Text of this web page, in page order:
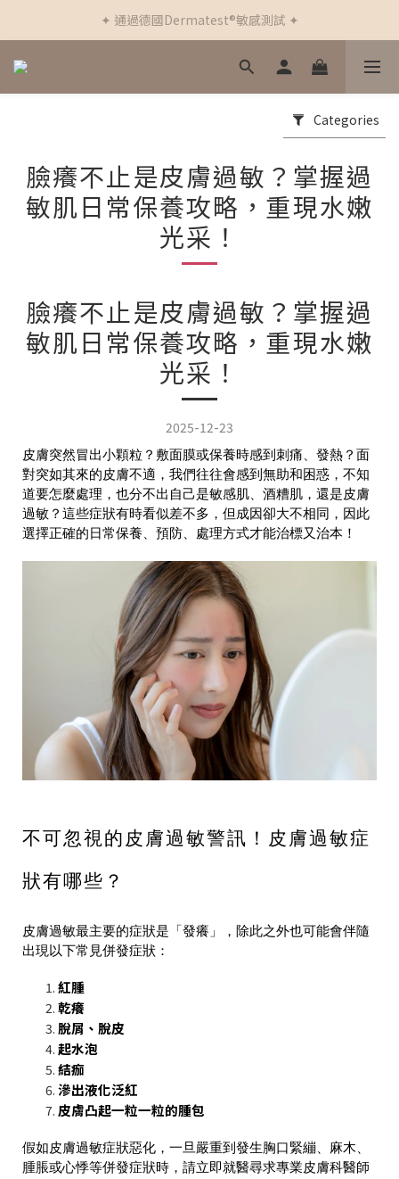
✦ 新客首筆訂單免運費 ✦
✦ 通過德國Dermatest®敏感測試 ✦
✦ 新客首筆訂單免運費 ✦
Categories
臉癢不止是皮膚過敏？掌握過
敏肌日常保養攻略，重現水嫩
光采！
臉癢不止是皮膚過敏？掌握過
敏肌日常保養攻略，重現水嫩
光采！
2025-12-23
皮膚突然冒出小顆粒？敷面膜或保養時感到刺痛、發熱？面
對突如其來的皮膚不適，我們往往會感到無助和困惑，不知
道要怎麼處理，也分不出自己是敏感肌、酒糟肌，還是皮膚
過敏？這些症狀有時看似差不多，但成因卻大不相同，因此
選擇正確的日常保養、預防、處理方式才能治標又治本！
不可忽視的皮膚過敏警訊！皮膚過敏症
狀有哪些？
皮膚過敏最主要的症狀是「發癢」，除此之外也可能會伴隨
出現以下常見併發症狀：
紅腫
乾癢
脫屑、脫皮
起水泡
結痂
滲出液化泛紅
皮膚凸起一粒一粒的腫包
假如皮膚過敏症狀惡化，一旦嚴重到發生胸口緊繃、麻木、
腫脹或心悸等併發症狀時，請立即就醫尋求專業皮膚科醫師